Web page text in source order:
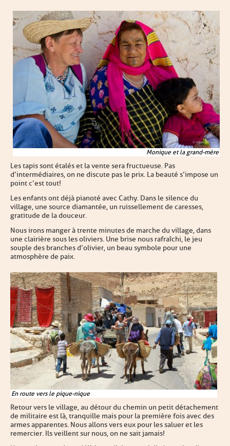
Monique et la grand-mère
Les tapis sont étalés et la vente sera fructueuse. Pas
d’intermédiaires, on ne discute pas le prix. La beauté s’impose un
point c’est tout !
Les enfants ont déjà pianoté avec Cathy. Dans le silence du
village, une source diamantée, un ruissellement de caresses,
gratitude de la douceur.
Nous irons manger à trente minutes de marche du village, dans
une clairière sous les oliviers. Une brise nous rafraîchi, le jeu
souple des branches d’olivier, un beau symbole pour une
atmosphère de paix.
En route vers le pique-nique
Retour vers le village, au détour du chemin un petit détachement
de militaire est là, tranquille mais pour la première fois avec des
armes apparentes. Nous allons vers eux pour les saluer et les
remercier. Ils veillent sur nous, on ne sait jamais !